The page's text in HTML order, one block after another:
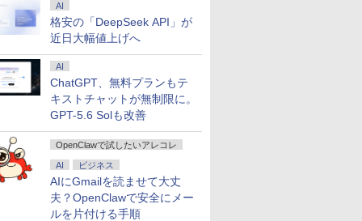
AI
格安の「DeepSeek API」が
近日大幅値上げへ
AI
ChatGPT、無料プランもテ
キストチャットが無制限に。
GPT-5.6 Solも改善
OpenClawで試したいアレコレ
AI ビジネス
AIにGmailを読ませて大丈
夫？OpenClawで安全にメー
ルを片付ける手順